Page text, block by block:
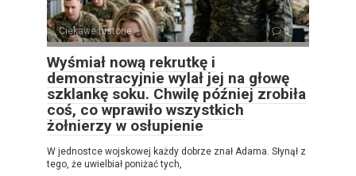
Ciekawe historie 0
Wyśmiał nową rekrutkę i
demonstracyjnie wylał jej na głowę
szklankę soku. Chwilę później zrobiła
coś, co wprawiło wszystkich
żołnierzy w osłupienie
W jednostce wojskowej każdy dobrze znał Adama. Słynął z
tego, że uwielbiał poniżać tych,